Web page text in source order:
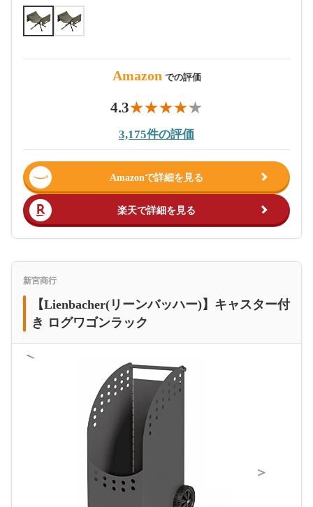
Amazon での評価
4.3
3,175件の評価
Amazonで詳細を見る
楽天で詳細を見る
新宮商行
【Lienbacher(リーンバッハー)】キャスター付
き ログワゴンラック
＜
＞